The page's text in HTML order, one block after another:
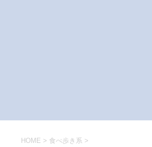
HOME > 食べ歩き系 >